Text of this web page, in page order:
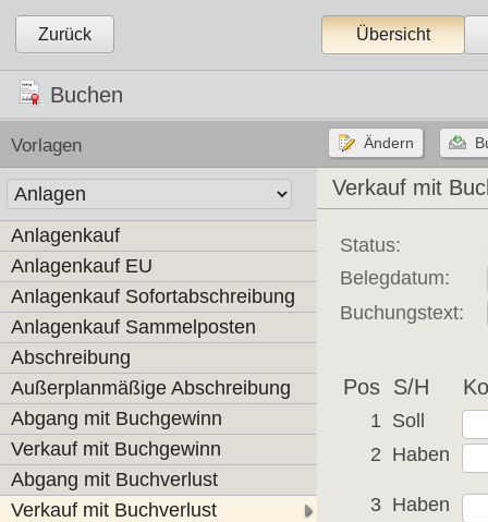
Zurück Übersicht
Buchen
Vorlagen
Anlagenkauf
Anlagenkauf EU
Anlagenkauf Sofortabschreibung
Anlagenkauf Sammelposten
Abschreibung
Außerplanmäßige Abschreibung
Abgang mit Buchgewinn
Verkauf mit Buchgewinn
Abgang mit Buchverlust
Verkauf mit Buchverlust
Verkauf mit
Status:
Belegdatum:
Buchungstext:
Pos S/H
1 Soll
2 Haben
3 Haben